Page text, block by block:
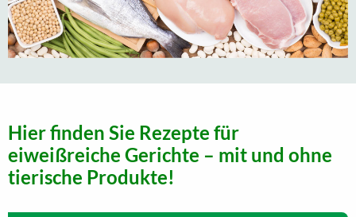
Hier finden Sie Rezepte für
eiweißreiche Gerichte – mit und ohne
tierische Produkte!